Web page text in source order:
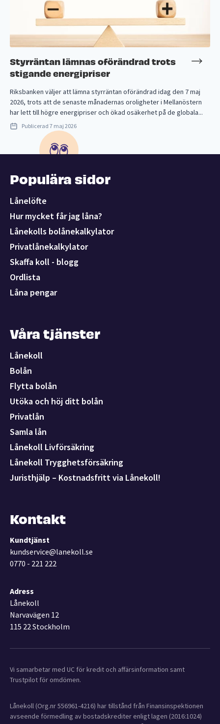
Styrräntan lämnas oförändrad trots
stigande energipriser
Riksbanken väljer att lämna styrräntan oförändrad idag den 7 maj
2026, trots att de senaste månadernas oroligheter i Mellanöstern
har lett till högre energipriser och ökad osäkerhet på de globala...
Publicerad 7 maj 2026
Populära sidor
Lånelöfte
Hur mycket får jag låna?
Lånekolls bolånekalkylator
Privatlånekalkylator
Skaffa koll - blogg
Ordlista
Låna pengar
Våra tjänster
Lånekoll
Bolån
Flytta bolån
Utöka och höj ditt bolån
Privatlån
Samla lån
Lånekoll Livförsäkring
Lånekoll Trygghetsförsäkring
Juristhjälp – Kostnadsfritt via Lånekoll!
Kontakt
Kundtjänst
kundservice@lanekoll.se
0770 - 221 222
Adress
Lånekoll
Narvavägen 12
115 22 Stockholm
Vi samarbetar med UC för kredit och affärsinformation samt
Trustpilot för omdömen.
Lånekoll (Org.nr 556961-4216) har tillstånd från Finansinspektionen
avseende förmedling av bostadskrediter enligt lagen (2016:1024)